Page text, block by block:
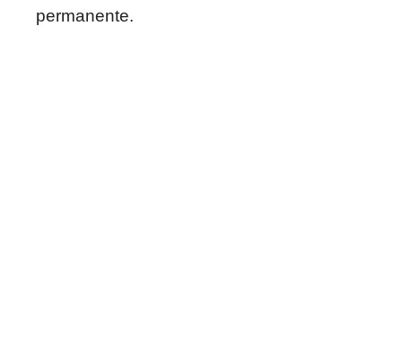
permanente.